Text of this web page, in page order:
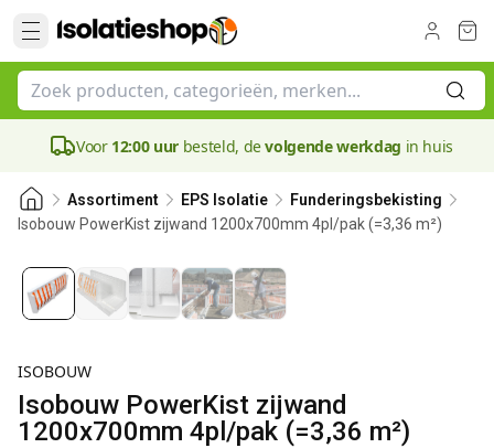
Voor 12:00 uur besteld, devolgende werkdag in huis
Assortiment EPS Isolatie
Funderingsbekisting
Isobouw PowerKist zijwand 1200x700mm 4pl/pak (=3,36 m²)
ISOBOUW
Isobouw PowerKist zijwand
1200x700mm 4pl/pak (=3,36 m²)